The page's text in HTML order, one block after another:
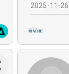
2025-11-26